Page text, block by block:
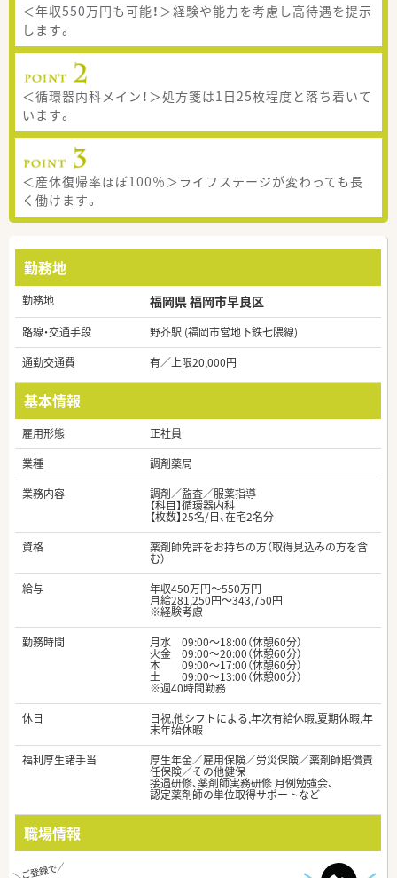
＜年収550万円も可能！＞経験や能力を考慮し高待遇を提示
します。
＜循環器内科メイン！＞処方箋は1日25枚程度と落ち着いて
います。
＜産休復帰率ほぼ100％＞ライフステージが変わっても長
く働けます。
勤務地
勤務地 福岡県 福岡市早良区
路線・交通手段
野芥駅 (福岡市営地下鉄七隈線)
通勤交通費
有／上限20,000円
基本情報
雇用形態
正社員
業種
調剤薬局
業務内容
調剤／監査／服薬指導
【科目】循環器内科
【枚数】25名/日、在宅2名分
資格
薬剤師免許をお持ちの方（取得見込みの方を含
む）
給与
年収450万円～550万円
月給281,250円～343,750円
※経験考慮
勤務時間
月水 09:00～18:00（休憩60分）
火金 09:00～20:00（休憩60分）
木 09:00～17:00（休憩60分）
土 09:00～13:00（休憩00分）
※週40時間勤務
休日
日祝,他シフトによる,年次有給休暇,夏期休暇,年
末年始休暇
福利厚生諸手当
厚生年金／雇用保険／労災保険／薬剤師賠償責
任保険／その他健保
接遇研修、薬剤師実務研修 月例勉強会、
認定薬剤師の単位取得サポートなど
職場情報